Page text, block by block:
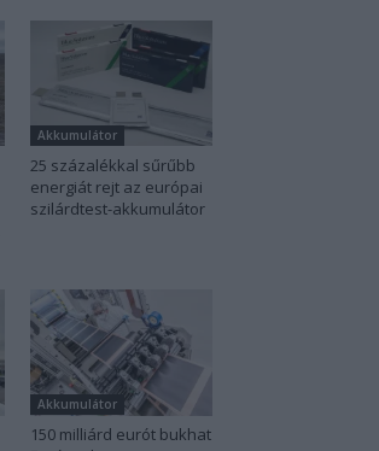
Akkumulátor
25 százalékkal sűrűbb
energiát rejt az európai
szilárdtest-akkumulátor
Akkumulátor
150 milliárd eurót bukhat